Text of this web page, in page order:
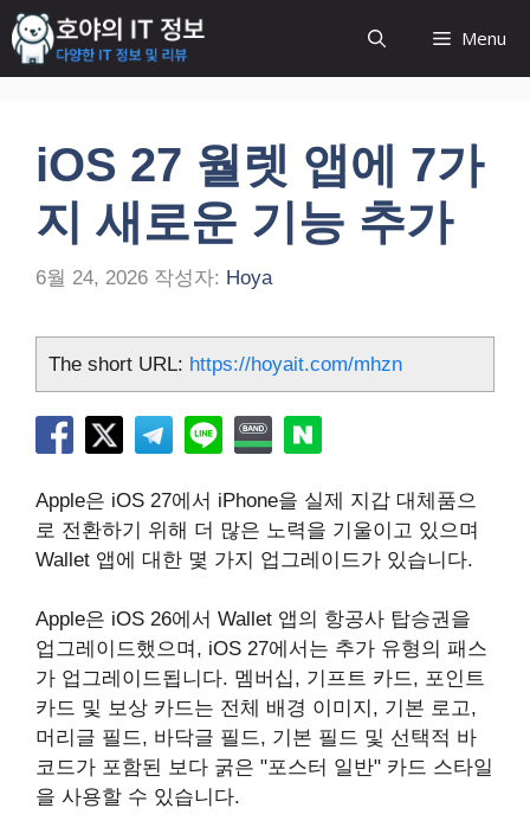
컨
텐
츠
Menu
iOS 27 월렛 앱에 7가
지 새로운 기능 추가
6월 24, 2026 작성자: Hoya
The short URL: https://hoyait.com/mhzn
Apple은 iOS 27에서 iPhone을 실제 지갑 대체품으
로 전환하기 위해 더 많은 노력을 기울이고 있으며
Wallet 앱에 대한 몇 가지 업그레이드가 있습니다.
Apple은 iOS 26에서 Wallet 앱의 항공사 탑승권을
업그레이드했으며, iOS 27에서는 추가 유형의 패스
가 업그레이드됩니다. 멤버십, 기프트 카드, 포인트
카드 및 보상 카드는 전체 배경 이미지, 기본 로고,
머리글 필드, 바닥글 필드, 기본 필드 및 선택적 바
코드가 포함된 보다 굵은 "포스터 일반" 카드 스타일
을 사용할 수 있습니다.